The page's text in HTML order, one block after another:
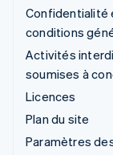
Confidentialité
conditions
Activités
soumises à
Licences
Plan du site
Paramètres